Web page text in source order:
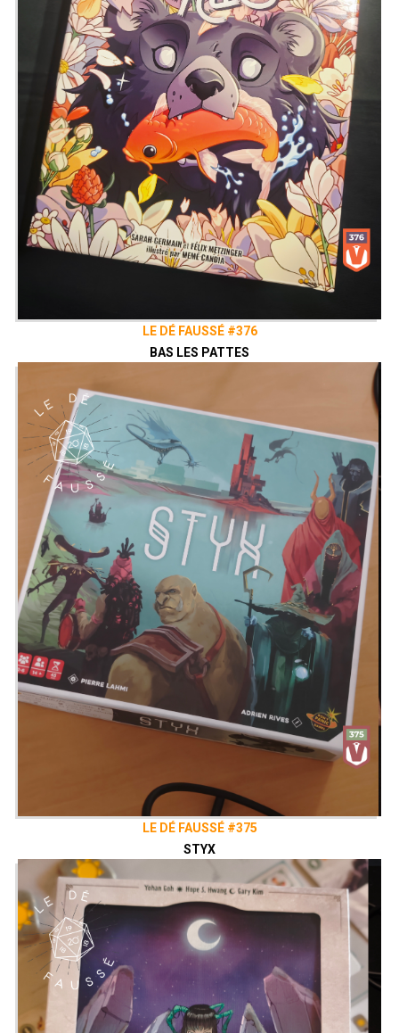
LE DÉ FAUSSÉ #376
BAS LES PATTES
LE DÉ FAUSSÉ #375
STYX